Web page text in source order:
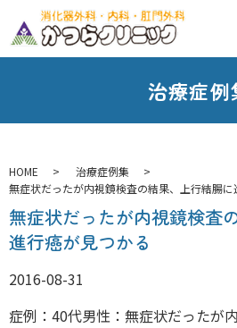
治療症例
HOME
治療症例集
無症状だったが内視鏡検査の結果、上行結腸に
無症状だったが内視鏡検査
進行癌が見つかる
2016-08-31
症例：40代男性：無症状だったが